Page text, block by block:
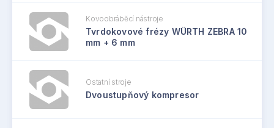
Kovoobráběcí nástroje
Tvrdokovové frézy WÜRTH ZEBRA 10
mm + 6 mm
Ostatní stroje
Dvoustupňový kompresor